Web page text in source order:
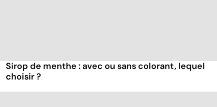
Sirop de menthe : avec ou sans colorant, lequel
choisir ?